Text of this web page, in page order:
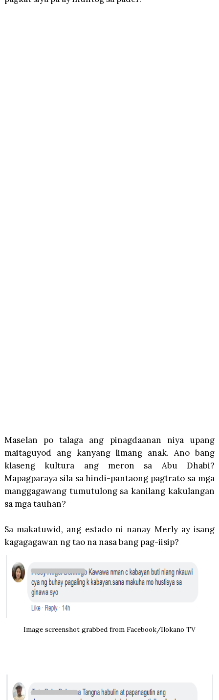
Maselan po talaga ang pinagdaanan niya upang
maitaguyod ang kanyang limang anak. Ano bang
klaseng kultura ang meron sa Abu Dhabi?
Mapagparaya sila sa hindi-pantaong pagtrato sa mga
manggagawang tumutulong sa kanilang kakulangan
sa mga tauhan?
Sa makatuwid, ang estado ni nanay Merly ay isang
kagagagawan ng tao na nasa bang pag-iisip?
Image screenshot grabbed from Facebook/Ilokano TV